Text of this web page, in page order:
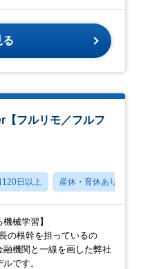
る
フルリモ／フルフ
120日以上 産休・育休あり
機械学習】
の根幹を担っているの
融機関と一線を画した弊社
です。